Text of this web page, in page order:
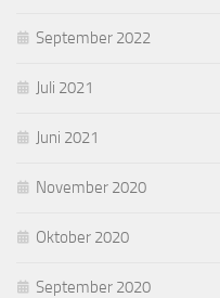
September 2022
Juli 2021
Juni 2021
November 2020
Oktober 2020
September 2020